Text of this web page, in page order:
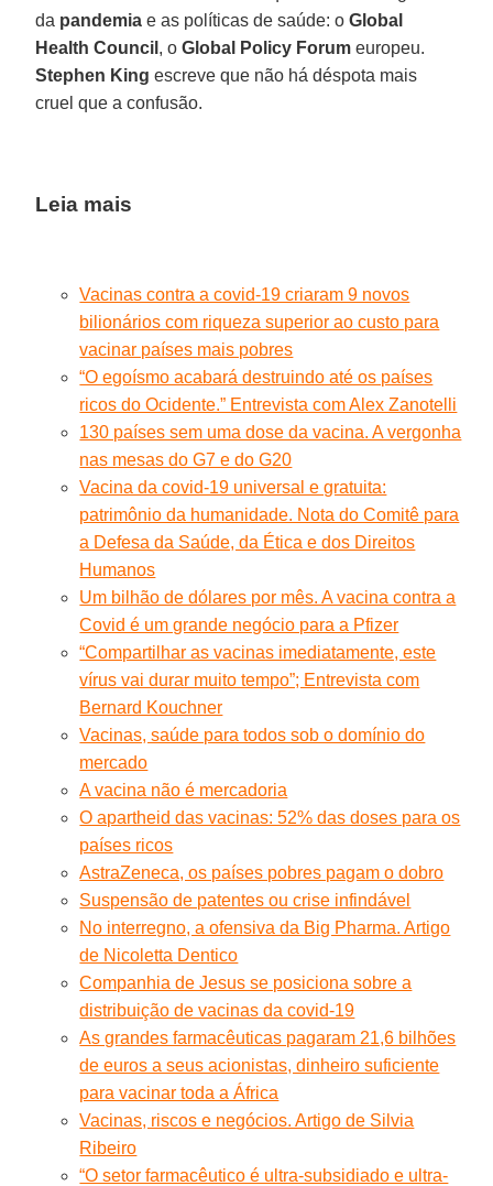
da pandemia e as políticas de saúde: oGlobal
Health Council , oGlobal Policy Forum europeu.
Stephen King escreve que não há déspota mais
cruel que a confusão.
Leia mais
Vacinas contra a covid-19 criaram 9 novos
bilionários com riqueza superior ao custo para
vacinar países mais pobres
“O egoísmo acabará destruindo até os países
ricos do Ocidente.” Entrevista com Alex Zanotelli
130 países sem uma dose da vacina. A vergonha
nas mesas do G7 e do G20
Vacina da covid-19 universal e gratuita:
patrimônio da humanidade. Nota do Comitê para
a Defesa da Saúde, da Ética e dos Direitos
Humanos
Um bilhão de dólares por mês. A vacina contra a
Covid é um grande negócio para a Pfizer
“Compartilhar as vacinas imediatamente, este
vírus vai durar muito tempo”; Entrevista com
Bernard Kouchner
Vacinas, saúde para todos sob o domínio do
mercado
A vacina não é mercadoria
O apartheid das vacinas: 52% das doses para os
países ricos
AstraZeneca, os países pobres pagam o dobro
Suspensão de patentes ou crise infindável
No interregno, a ofensiva da Big Pharma. Artigo
de Nicoletta Dentico
Companhia de Jesus se posiciona sobre a
distribuição de vacinas da covid-19
As grandes farmacêuticas pagaram 21,6 bilhões
de euros a seus acionistas, dinheiro suficiente
para vacinar toda a África
Vacinas, riscos e negócios. Artigo de Silvia
Ribeiro
“O setor farmacêutico é ultra-subsidiado e ultra-